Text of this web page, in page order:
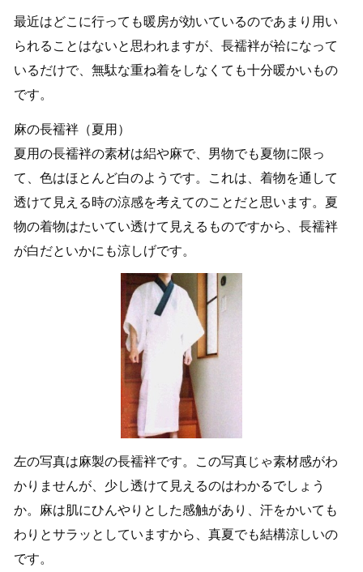
最近はどこに行っても暖房が効いているのであまり用い
られることはないと思われますが、長襦袢が袷になって
いるだけで、無駄な重ね着をしなくても十分暖かいもの
です。
麻の長襦袢（夏用）
夏用の長襦袢の素材は絽や麻で、男物でも夏物に限っ
て、色はほとんど白のようです。これは、着物を通して
透けて見える時の涼感を考えてのことだと思います。夏
物の着物はたいてい透けて見えるものですから、長襦袢
が白だといかにも涼しげです。
左の写真は麻製の長襦袢です。この写真じゃ素材感がわ
かりませんが、少し透けて見えるのはわかるでしょう
か。麻は肌にひんやりとした感触があり、汗をかいても
わりとサラッとしていますから、真夏でも結構涼しいの
です。